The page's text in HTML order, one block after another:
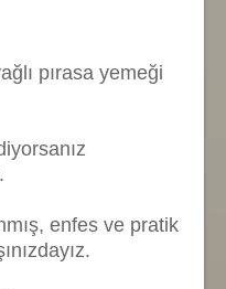
pırasa yemeği
enfes ve pratik